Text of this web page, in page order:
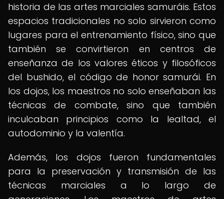
historia de las artes marciales samuráis. Estos
espacios tradicionales no solo sirvieron como
lugares para el entrenamiento físico, sino que
también se convirtieron en centros de
enseñanza de los valores éticos y filosóficos
del bushido, el código de honor samurái. En
los dojos, los maestros no solo enseñaban las
técnicas de combate, sino que también
inculcaban principios como la lealtad, el
autodominio y la valentía.
Además, los dojos fueron fundamentales
para la preservación y transmisión de las
técnicas marciales a lo largo de